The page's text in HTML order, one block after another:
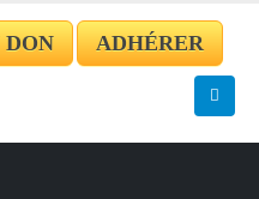
DON ADHÉRER